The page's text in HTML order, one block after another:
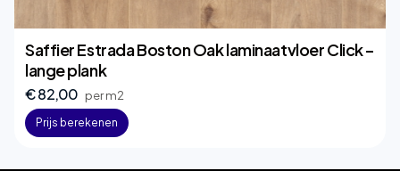
Saffier Estrada Boston Oak laminaatvloer Click –
lange plank
€ 82,00 per m2
Prijs berekenen